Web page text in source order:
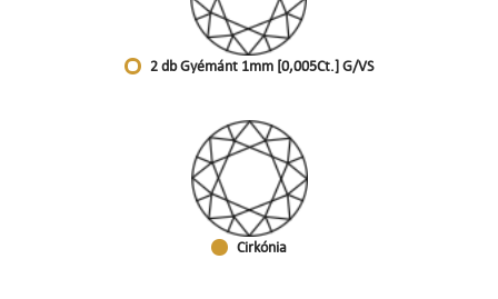
2 db Gyémánt 1mm [0,005Ct.] G/VS
Cirkónia